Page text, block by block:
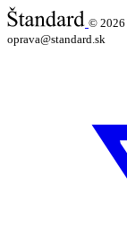
© 2026
oprava@standard.sk